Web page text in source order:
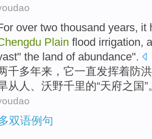
over two thousand years, it
Plain flood irrigation,
the land of abundance".
千多年来 ， 它一直发挥着防洪
从 人 、沃野千里的“天府之国”
双语例句